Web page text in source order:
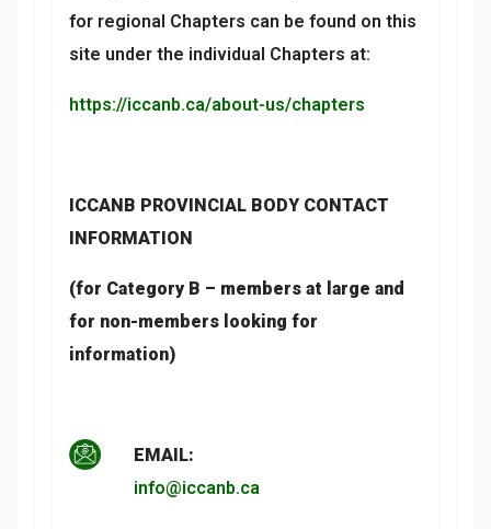
for regional Chapters can be found on this
site under the individual Chapters at:
https://iccanb.ca/about-us/chapters
ICCANB PROVINCIAL BODY CONTACT
INFORMATION
(for Category B – members at large and
for non-members looking for
information)
EMAIL:
info@iccanb.ca